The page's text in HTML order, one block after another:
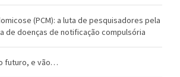
(PCM): a luta de pesquisadores pela
de doenças de notificação compulsória
futuro, e vão…